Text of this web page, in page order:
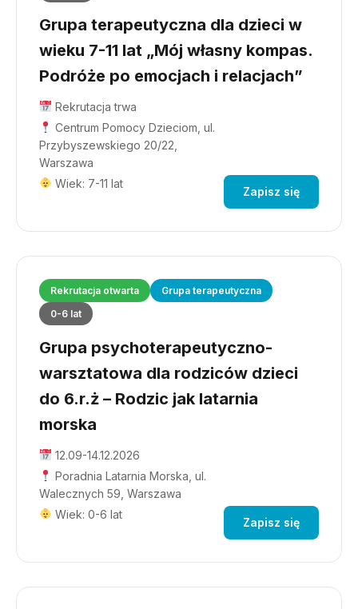
Grupa terapeutyczna dla dzieci w
wieku 7-11 lat „Mój własny kompas.
Podróże po emocjach i relacjach”
Rekrutacja trwa
Centrum Pomocy Dzieciom, ul.
Przybyszewskiego 20/22,
Warszawa
Wiek: 7-11 lat
Zapisz się
Rekrutacja otwarta
Grupa terapeutyczna
0-6 lat
Grupa psychoterapeutyczno-
warsztatowa dla rodziców dzieci
do 6.r.ż – Rodzic jak latarnia
morska
12.09-14.12.2026
Poradnia Latarnia Morska, ul.
Walecznych 59, Warszawa
Wiek: 0-6 lat
Zapisz się